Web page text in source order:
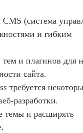
(система
и гибким
и плагинов для
сайта.
требуется
разработки.
темы и расширять